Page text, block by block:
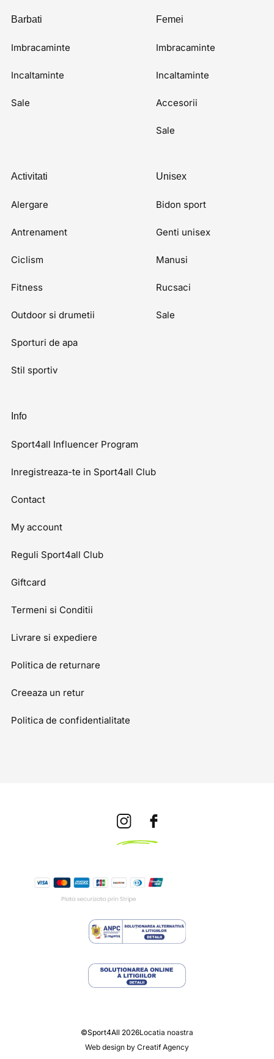
Barbati
Imbracaminte
Incaltaminte
Sale
Femei
Imbracaminte
Incaltaminte
Accesorii
Sale
Activitati
Alergare
Antrenament
Ciclism
Fitness
Outdoor si drumetii
Sporturi de apa
Stil sportiv
Unisex
Bidon sport
Genti unisex
Manusi
Rucsaci
Sale
Info
Sport4all Influencer Program
Inregistreaza-te in Sport4all Club
Contact
My account
Reguli Sport4all Club
Giftcard
Termeni si Conditii
Livrare si expediere
Politica de returnare
Creeaza un retur
Politica de confidentialitate
©Sport4All 2026Locatia noastra
Web design by Creatif Agency